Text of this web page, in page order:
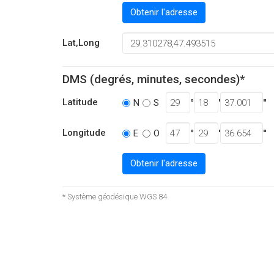
Obtenir l'adresse
Lat,Long
DMS (degrés, minutes, secondes)*
Latitude N S ° ' ''
Longitude E O ° ' ''
Obtenir l'adresse
* Système géodésique WGS 84